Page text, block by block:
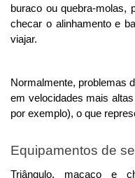
buraco ou quebra-molas,
checar o alinhamento e
viajar.
Normalmente, problemas
em velocidades mais
por exemplo), o que
Equipamentos de
Triângulo, macaco e